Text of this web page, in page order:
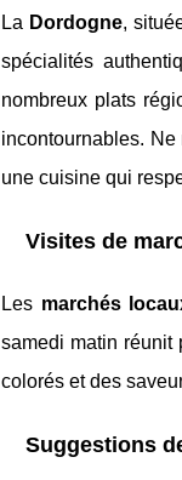
La Dordogne,
spécialités
nombreux plats
incontournables.
une cuisine qui
Visites de
Les marchés
samedi matin réunit
colorés et des
Suggestions